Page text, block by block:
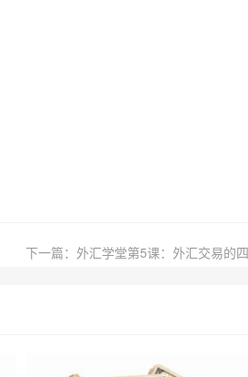
下一篇：外汇学堂第5课：外汇交易的